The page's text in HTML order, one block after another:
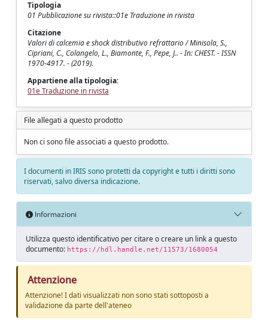
Tipologia
01 Pubblicazione su rivista::01e Traduzione in rivista
Citazione
Valori di calcemia e shock distributivo refrattario / Minisola, S.,
Cipriani, C., Colangelo, L., Biamonte, F., Pepe, J.. - In: CHEST. - ISSN
1970-4917. - (2019).
Appartiene alla tipologia:
01e Traduzione in rivista
File allegati a questo prodotto
Non ci sono file associati a questo prodotto.
I documenti in IRIS sono protetti da copyright e tutti i diritti sono
riservati, salvo diversa indicazione.
Informazioni
Utilizza questo identificativo per citare o creare un link a questo
documento: https://hdl.handle.net/11573/1680054
Attenzione
Attenzione! I dati visualizzati non sono stati sottoposti a
validazione da parte dell'ateneo